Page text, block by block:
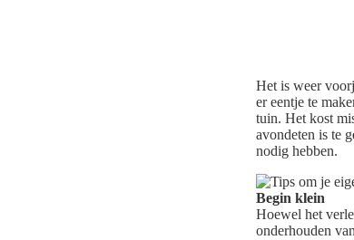
Het is weer
er eentje te
tuin. Het kost
avondeten is te
nodig hebben.
Begin klein
Hoewel het
onderhouden